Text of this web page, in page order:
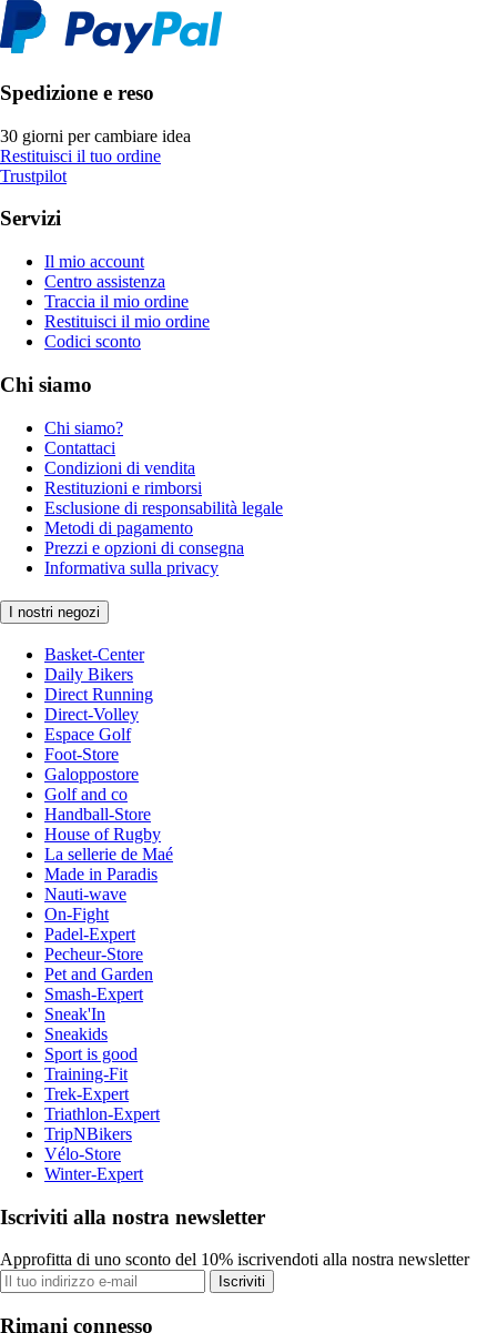
Spedizione e reso
30 giorni per cambiare idea
Restituisci il tuo ordine
Trustpilot
Servizi
Il mio account
Centro assistenza
Traccia il mio ordine
Restituisci il mio ordine
Codici sconto
Chi siamo
Chi siamo?
Contattaci
Condizioni di vendita
Restituzioni e rimborsi
Esclusione di responsabilità legale
Metodi di pagamento
Prezzi e opzioni di consegna
Informativa sulla privacy
I nostri negozi
Basket-Center
Daily Bikers
Direct Running
Direct-Volley
Espace Golf
Foot-Store
Galoppostore
Golf and co
Handball-Store
House of Rugby
La sellerie de Maé
Made in Paradis
Nauti-wave
On-Fight
Padel-Expert
Pecheur-Store
Pet and Garden
Smash-Expert
Sneak'In
Sneakids
Sport is good
Training-Fit
Trek-Expert
Triathlon-Expert
TripNBikers
Vélo-Store
Winter-Expert
Iscriviti alla nostra newsletter
Approfitta di uno sconto del 10% iscrivendoti alla nostra newsletter
Iscriviti
Rimani connesso